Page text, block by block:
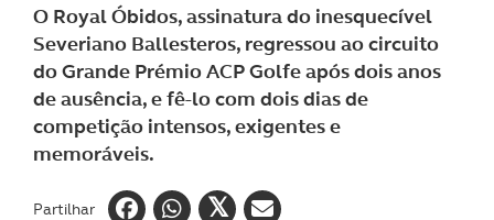
O Royal Óbidos, assinatura do inesquecível
Severiano Ballesteros, regressou ao circuito
do Grande Prémio ACP Golfe após dois anos
de ausência, e fê-lo com dois dias de
competição intensos, exigentes e
memoráveis.
Partilhar